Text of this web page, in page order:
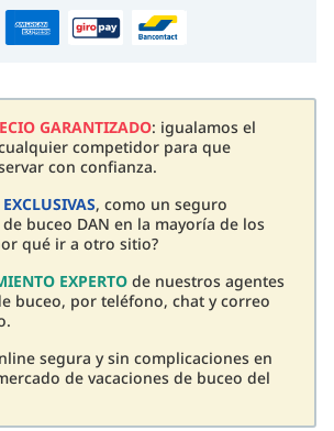
GARANTIZADO: igualamos el
competidor para que
con confianza.
, como un seguro
de buceo DAN en la mayoría de los
qué ir a otro sitio?
EXPERTO de nuestros agentes
buceo, por teléfono, chat y correo
segura y sin complicaciones en
de vacaciones de buceo del